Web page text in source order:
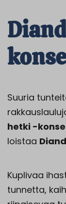
Suuria
hetki -
loistaa
Kuplivaa
tunnetta,